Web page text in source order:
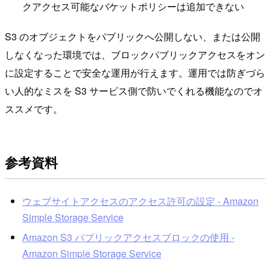
クアクセス可能なバケットポリシーは追加できない
S3 のオブジェクトをパブリックへ公開しない、または公開
しなくなった環境では、ブロックパブリックアクセスをオン
に設定することで安全な運用が行えます。運用では防ぎづら
い人的なミスを S3 サービス側で防いでくれる機能なのでオ
ススメです。
参考資料
ウェブサイトアクセスのアクセス許可の設定 - Amazon
Simple Storage Service
Amazon S3 パブリックアクセスブロックの使用 -
Amazon Simple Storage Service